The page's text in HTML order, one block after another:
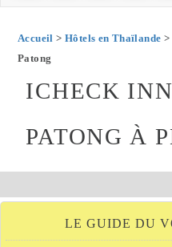
Accueil > Hôtels en Thaïlande >
Patong
ICHECK
PATONG À
LE GUIDE DU